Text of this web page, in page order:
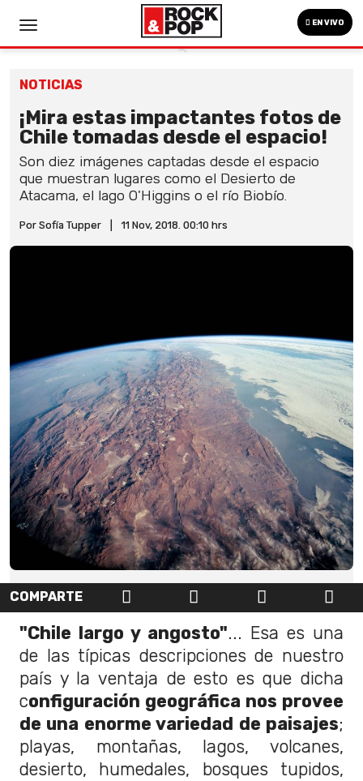
EN VIVO
NOTICIAS
¡Mira estas impactantes fotos de
Chile tomadas desde el espacio!
Son diez imágenes captadas desde el espacio
que muestran lugares como el Desierto de
Atacama, el lago O'Higgins o el río Biobío.
Por Sofía Tupper 11 Nov, 2018. 00:10 hrs
COMPARTE
"Chile largo y angosto"... Esa es una
de las típicas descripciones de nuestro
país y la ventaja de esto es que dicha
configuración geográfica nos provee
de una enorme variedad de paisajes;
playas, montañas, lagos, volcanes,
desierto, humedales, bosques tupidos,